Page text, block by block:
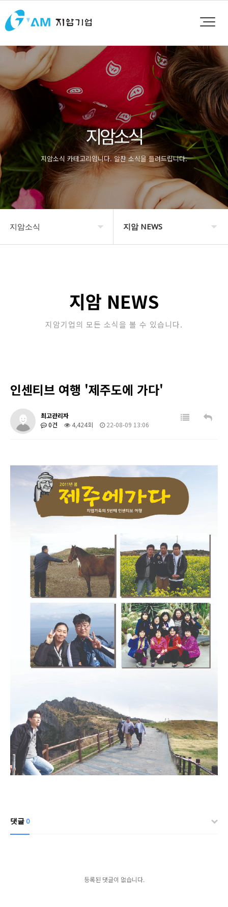
지암소식
지암소식 카테고리입니다. 알찬 소식을 들려드립니다.
지암소식 지암 NEWS
지암 NEWS
지암기업의 모든 소식을 볼 수 있습니다.
인센티브 여행 '제주도에 가다'
최고관리자
0건
4,424회 22-08-09 13:06
댓글0
등록된 댓글이 없습니다.